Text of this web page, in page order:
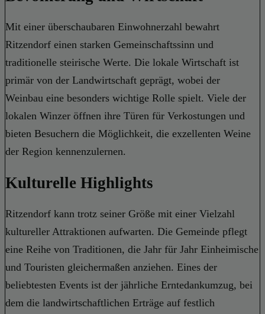
Mit einer überschaubaren Einwohnerzahl bewahrt
Ritzendorf einen starken Gemeinschaftssinn und
traditionelle steirische Werte. Die lokale Wirtschaft ist
primär von der Landwirtschaft geprägt, wobei der
Weinbau eine besonders wichtige Rolle spielt. Viele der
lokalen Winzer öffnen ihre Türen für Verkostungen und
bieten Besuchern die Möglichkeit, die exzellenten Weine
der Region kennenzulernen.
Kulturelle Highlights
Ritzendorf kann trotz seiner Größe mit einer Vielzahl
kultureller Attraktionen aufwarten. Die Gemeinde pflegt
eine Reihe von Traditionen, die Jahr für Jahr Einheimische
und Touristen gleichermaßen anziehen. Eines der
beliebtesten Events ist der jährliche Erntedankumzug, bei
dem die landwirtschaftlichen Erträge auf festlich